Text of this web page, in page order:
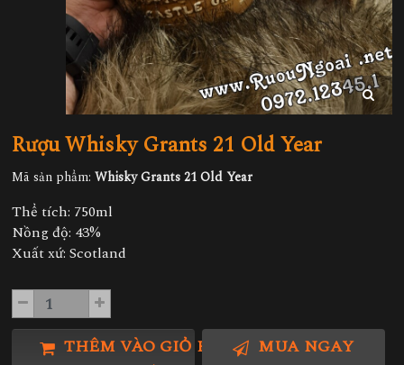
Rượu Whisky Grants 21 Old Year
Mã sản phẩm: Whisky Grants 21 Old Year
Thể tích: 750ml
Nồng độ: 43%
Xuất xứ: Scotland
THÊM VÀO GIỎ HÀNG MUA NGAY